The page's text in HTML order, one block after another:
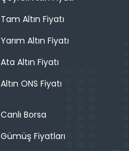
Tam Altın Fiyatı
Yarım Altın Fiyatı
Ata Altın Fiyatı
Altın ONS Fiyatı
Canlı Borsa
Gümüş Fiyatları